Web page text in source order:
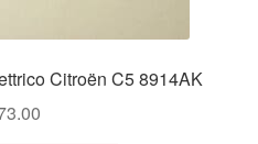
Citroën C5 8914AK